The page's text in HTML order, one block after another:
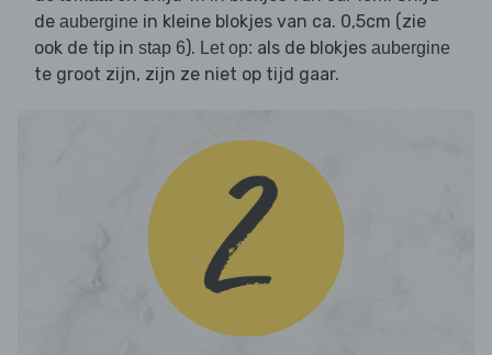
de aubergine in kleine blokjes van ca. 0,5cm (zie
ook de tip in stap 6). Let op: als de blokjes aubergine
te groot zijn, zijn ze niet op tijd gaar.